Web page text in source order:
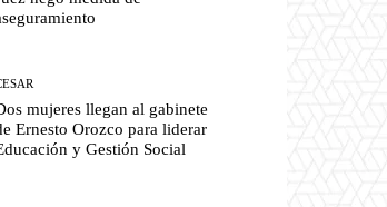
mujeres llegan al gabinete
Ernesto Orozco para liderar
y Gestión Social